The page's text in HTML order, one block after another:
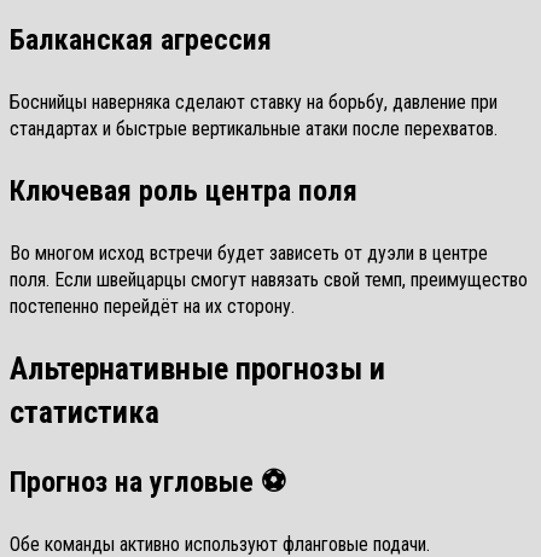
Балканская агрессия
Боснийцы наверняка сделают ставку на борьбу, давление при
стандартах и быстрые вертикальные атаки после перехватов.
Ключевая роль центра поля
Во многом исход встречи будет зависеть от дуэли в центре
поля. Если швейцарцы смогут навязать свой темп, преимущество
постепенно перейдёт на их сторону.
Альтернативные прогнозы и
статистика
Прогноз на угловые ⚽
Обе команды активно используют фланговые подачи.